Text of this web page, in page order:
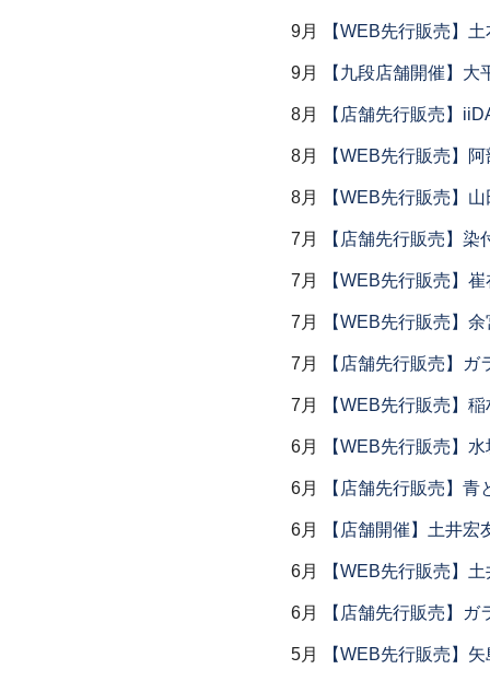
9月 【WEB先行販売】
9月 【九段店舗開催】大
8月 【店舗先行販売】
8月 【WEB先行販売】
8月 【WEB先行販売】
7月 【店舗先行販売】染
7月 【WEB先行販売】
7月 【WEB先行販売】
7月 【店舗先行販売】ガ
7月 【WEB先行販売】
6月 【WEB先行販売】
6月 【店舗先行販売】青
6月 【店舗開催】土井宏
6月 【WEB先行販売】
6月 【店舗先行販売】ガ
5月 【WEB先行販売】